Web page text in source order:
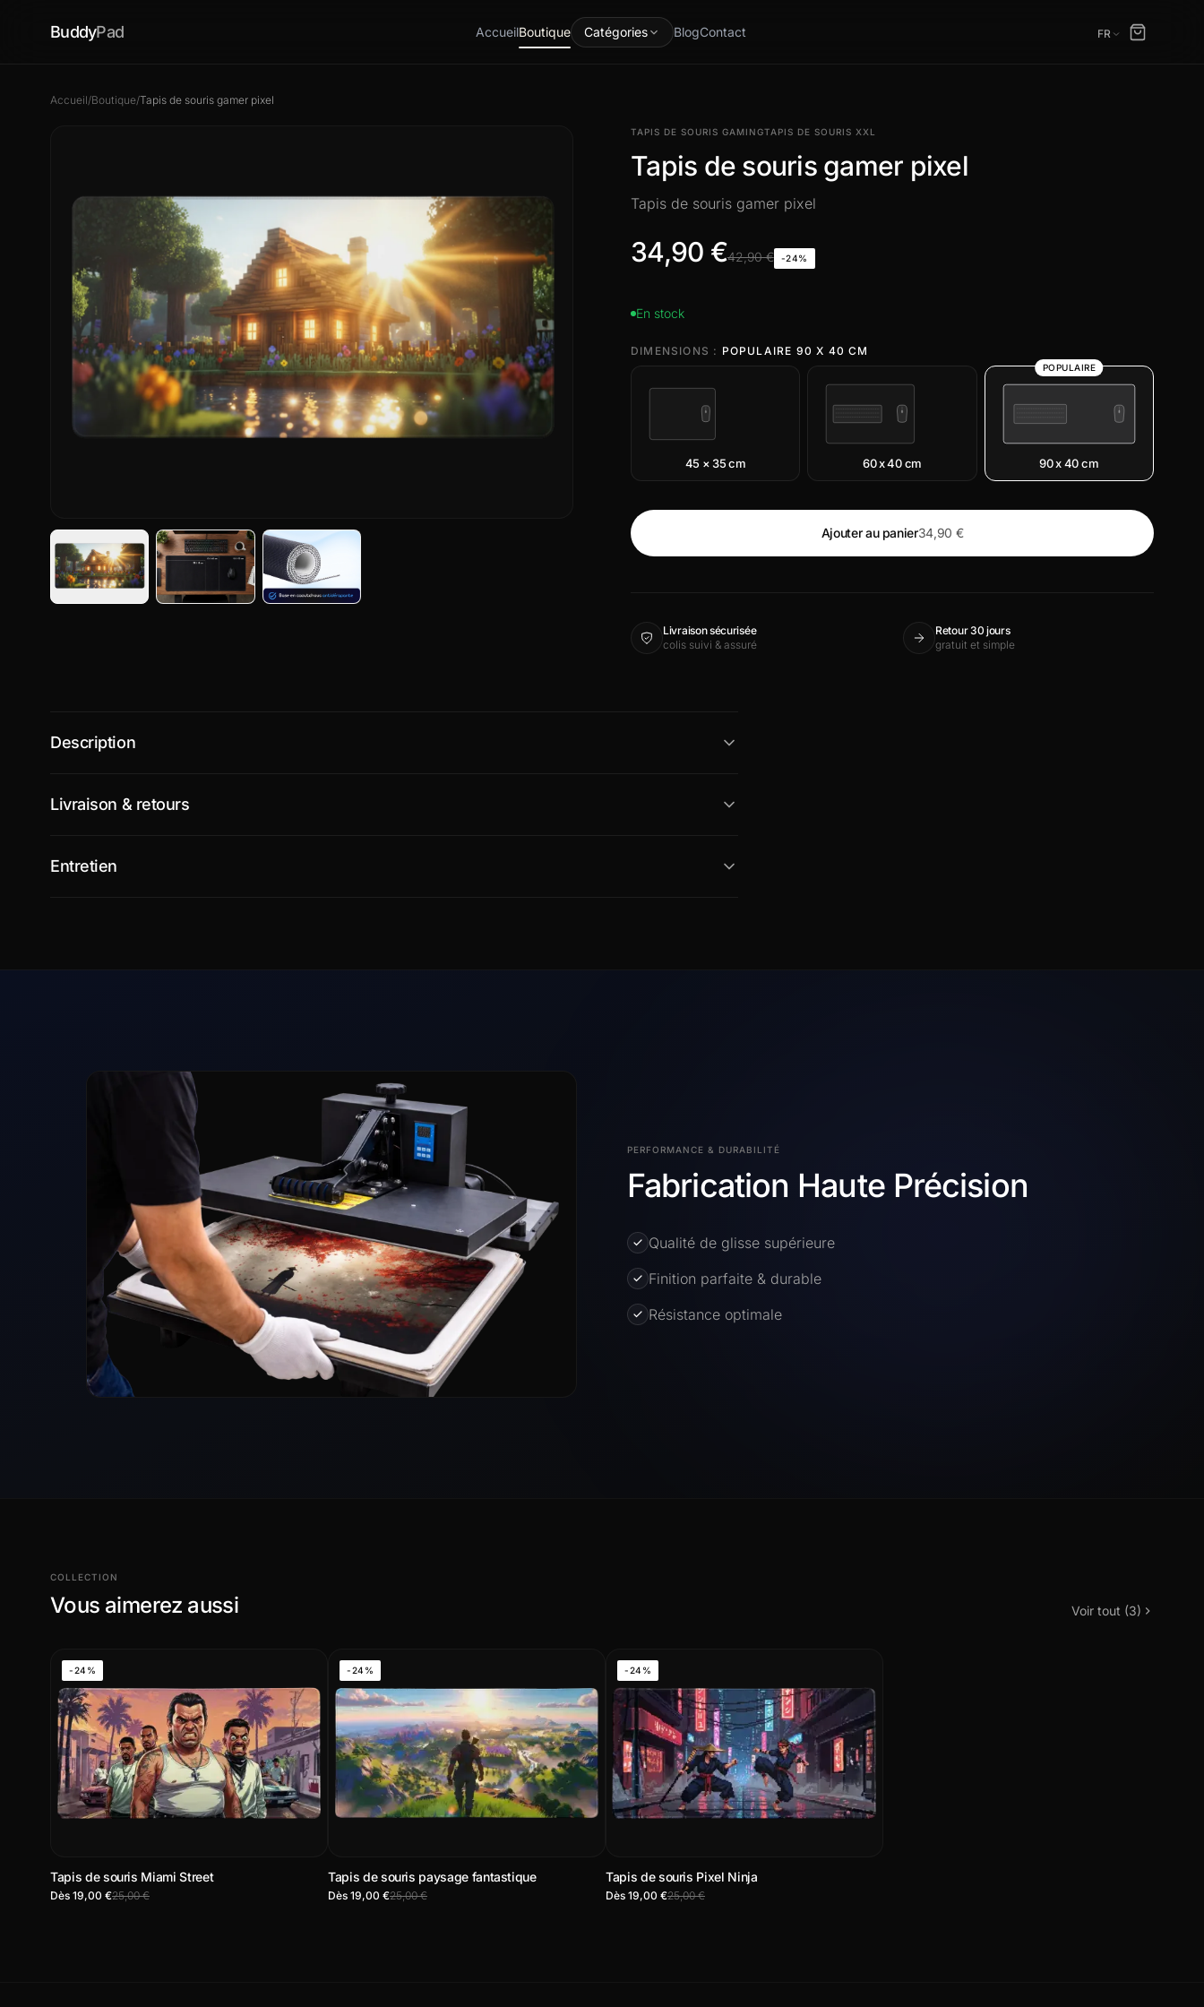
BuddyPad AccueilBoutique Catégories BlogContact FR
Accueil/Boutique/Tapis de souris gamer pixel
TAPIS DE SOURIS GAMINGTAPIS DE SOURIS XXL
Tapis de souris gamer pixel
Tapis de souris gamer pixel
34,90 €42,90 € -24%
En stock
DIMENSIONS : POPULAIRE 90 X 40 CM
45 × 35 cm 60 x 40 cm
POPULAIRE
90 x 40 cm
Ajouter au panier34,90 €
Livraison sécurisée
colis suivi & assuré
Retour 30 jours
gratuit et simple
Description
Livraison & retours
Entretien
PERFORMANCE & DURABILITÉ
Fabrication Haute Précision
Qualité de glisse supérieure
Finition parfaite & durable
Résistance optimale
COLLECTION
Vous aimerez aussi Voir tout (3)
-24%
Tapis de souris Miami Street
Dès 19,00 €25,00 €
-24%
Tapis de souris paysage fantastique
Dès 19,00 €25,00 €
-24%
Tapis de souris Pixel Ninja
Dès 19,00 €25,00 €